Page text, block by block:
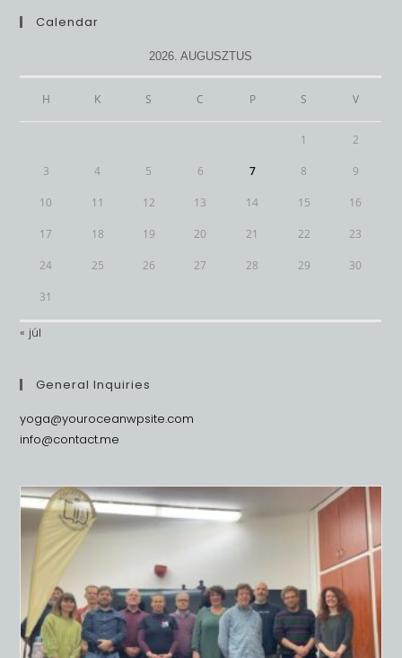
Calendar
2026. AUGUSZTUS
H K S C P S V
1 2
3 4 5 6 7 8 9
10 11 12 13 14 15 16
17 18 19 20 21 22 23
24 25 26 27 28 29 30
31
« júl
General Inquiries
yoga@youroceanwpsite.com
info@contact.me